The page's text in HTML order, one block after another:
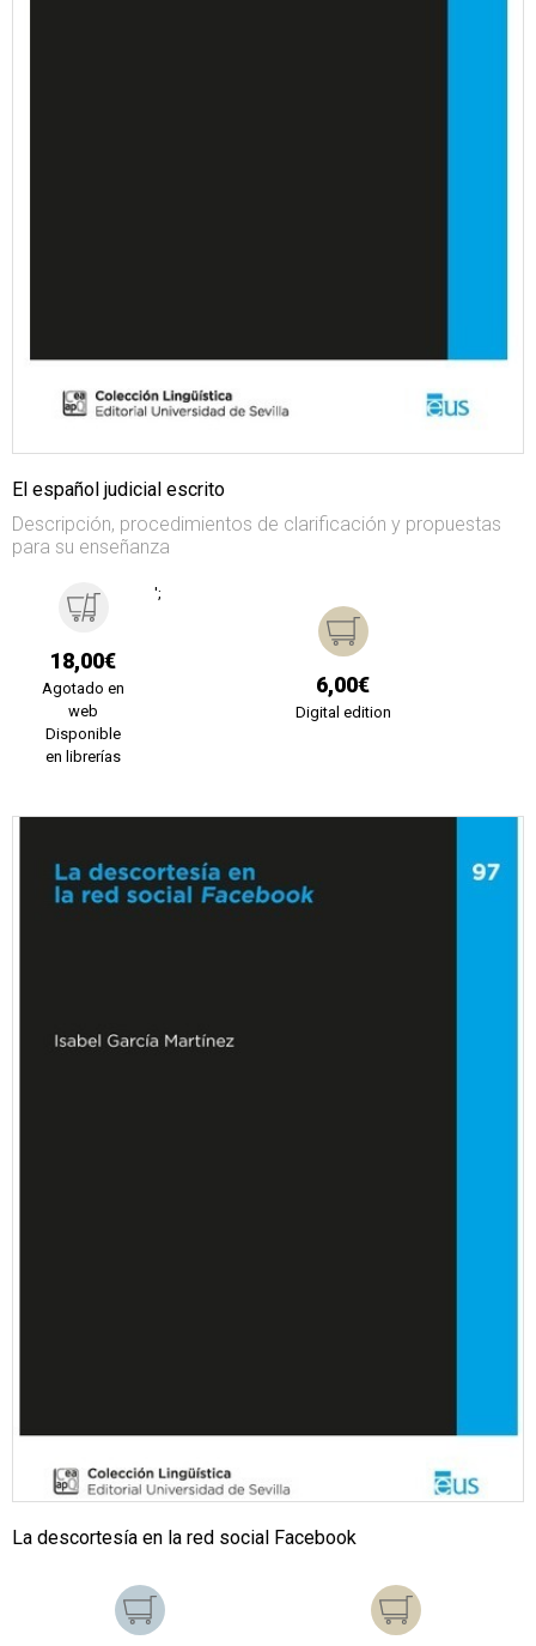
El español judicial escrito
Descripción, procedimientos de clarificación y propuestas
para su enseñanza
18,00€
Agotado en
web
Disponible
en librerías
';
6,00€
Digital edition
La descortesía en la red social Facebook